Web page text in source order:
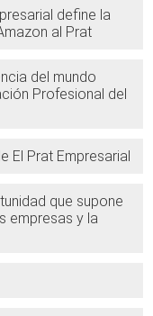
define la
al Prat
del mundo
Profesional del
El Prat Empresarial
que supone
empresas y la